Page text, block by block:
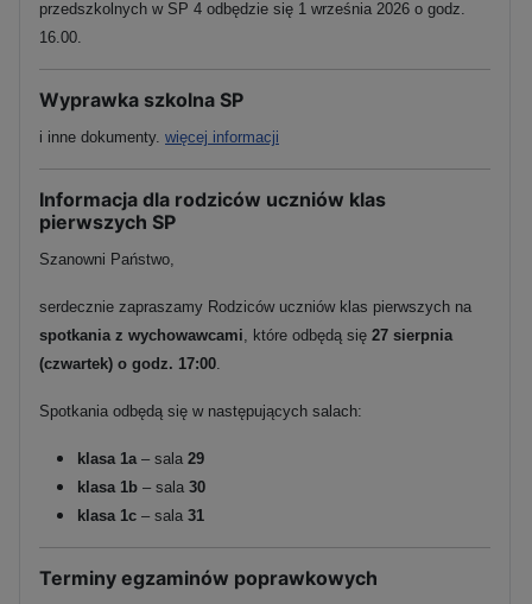
przedszkolnych w SP 4 odbędzie się 1 września 2026 o godz.
16.00.
Wyprawka szkolna SP
i inne dokumenty. więcej informacji
Informacja dla rodziców uczniów klas
pierwszych SP
Szanowni Państwo,
serdecznie zapraszamy Rodziców uczniów klas pierwszych na
spotkania z wychowawcami , które odbędą się 27 sierpnia
(czwartek) o godz. 17:00
Spotkania odbędą się w następujących salach:
klasa 1a – sala 29
klasa 1b – sala 30
klasa 1c – sala 31
Terminy egzaminów poprawkowych